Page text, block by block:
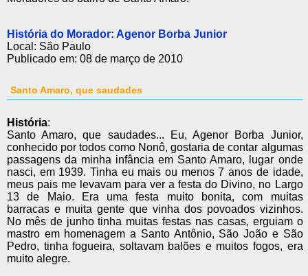
História do Morador: Agenor Borba Junior
Local: São Paulo
Publicado em: 08 de março de 2010
Santo Amaro, que saudades
História:
Santo Amaro, que saudades... Eu, Agenor Borba Junior,
conhecido por todos como Nonô, gostaria de contar algumas
passagens da minha infância em Santo Amaro, lugar onde
nasci, em 1939. Tinha eu mais ou menos 7 anos de idade,
meus pais me levavam para ver a festa do Divino, no Largo
13 de Maio. Era uma festa muito bonita, com muitas
barracas e muita gente que vinha dos povoados vizinhos.
No mês de junho tinha muitas festas nas casas, erguiam o
mastro em homenagem a Santo Antônio, São João e São
Pedro, tinha fogueira, soltavam balões e muitos fogos, era
muito alegre.